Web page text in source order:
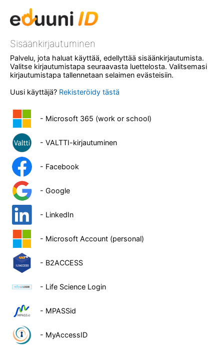
Sisäänkirjautuminen
Palvelu, jota haluat käyttää, edellyttää sisäänkirjautumista.
Valitse kirjautumistapa seuraavasta luettelosta. Valitsemasi
kirjautumistapa tallennetaan selaimen evästeisiin.
Uusi käyttäjä? Rekisteröidy tästä
- Microsoft 365 (work or school)
- VALTTI-kirjautuminen
- Facebook
- Google
- LinkedIn
- Microsoft Account (personal)
- B2ACCESS
- Life Science Login
- MPASSid
- MyAccessID